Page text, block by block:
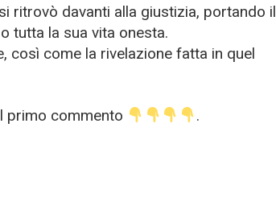
ritrovò davanti alla giustizia, portando il
tutta la sua vita onesta.
così come la rivelazione fatta in quel
primo commento .